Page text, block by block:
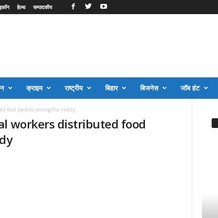
हेल्थ सम्पादकीय
क्राइम राष्ट्रीय बिहार बिजनेस जॉब हंट
food packets among the needy
workers distributed food